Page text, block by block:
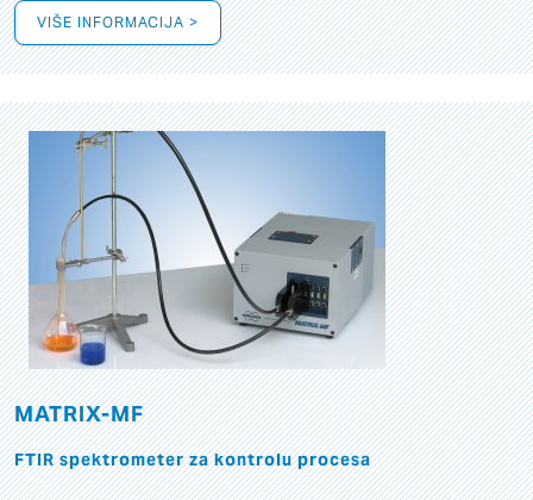
VIŠE INFORMACIJA >
MATRIX-MF
FTIR spektrometer za kontrolu procesa